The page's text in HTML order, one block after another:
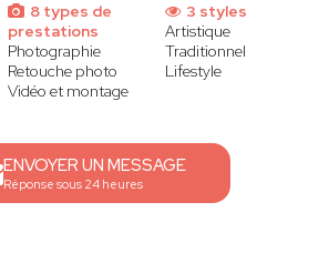
8 types de
prestations
Photographie
Retouche photo
Vidéo et montage
3 styles
Artistique
Traditionnel
Lifestyle
ENVOYER UN MESSAGE
Réponse sous 24 heures